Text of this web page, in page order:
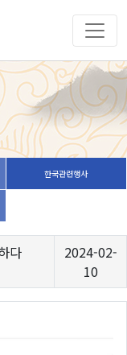
한국관련행사
다
2024-02-
10